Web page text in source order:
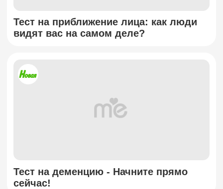
Тест на приближение лица: как люди
видят вас на самом деле?
Тест на деменцию - Начните прямо
сейчас!